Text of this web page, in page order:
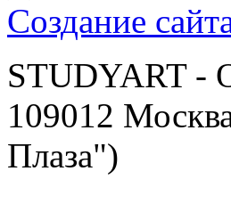
Создание
STUDYART -
109012
Плаза")